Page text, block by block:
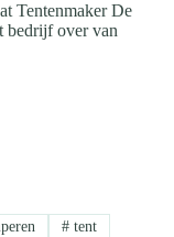
Tentenmaker De
bedrijf over van
# tent